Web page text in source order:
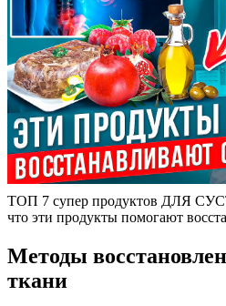
ТОП 7 супер продуктов ДЛЯ
что эти продукты помогают
Методы
ткани